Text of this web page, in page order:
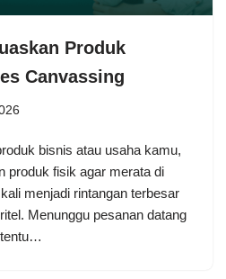
Produk
Canvassing
bisnis atau usaha kamu,
produk fisik agar merata di
menjadi rintangan terbesar
Menunggu pesanan datang
tentu…